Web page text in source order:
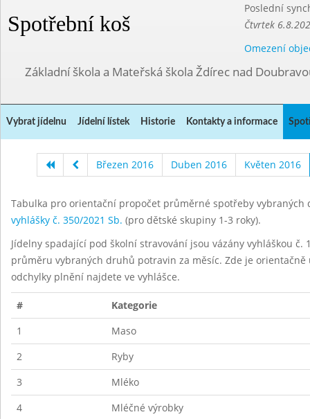
Spotřební koš
Poslední
Čtvrtek
Omezení
Základní škola a Mateřská škola Ždírec nad
Vybrat jídelnu Jídelní lístek Historie Kontakty a informace
Březen 2016 Duben 2016 Květen 2016
Tabulka pro orientační propočet průměrné spotřeby
vyhlášky č. 350/2021 Sb. (pro dětské skupiny 1-3 roky).
Jídelny spadající pod školní stravování jsou vázány vyhláškou
průměru vybraných druhů potravin za měsíc. Zde je
odchylky plnění najdete ve vyhlášce.
#
Kategorie
1
Maso
2
Ryby
3
Mléko
4
Mléčné výrobky